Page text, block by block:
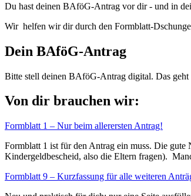
Du hast deinen BAföG-Antrag vor dir - und in
Wir helfen wir dir durch den Formblatt-
Dein BAföG-Antrag
Bitte stell deinen BAföG-Antrag digital. Das geht
Von dir brauchen wir:
Formblatt 1 – Nur beim allerersten Antrag!
Formblatt 1 ist für den Antrag ein muss. Die gute
Kindergeldbescheid, also die Eltern fragen).
Formblatt 9 – Kurzfassung für alle weiteren